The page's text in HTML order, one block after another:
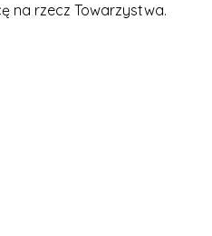
na rzecz Towarzystwa.